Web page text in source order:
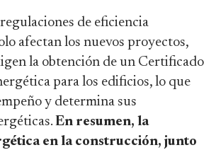
de eficiencia
afectan los nuevos proyectos,
la obtención de un Certificado
para los edificios, lo que
y determina sus
En resumen, la
en la construcción, junto